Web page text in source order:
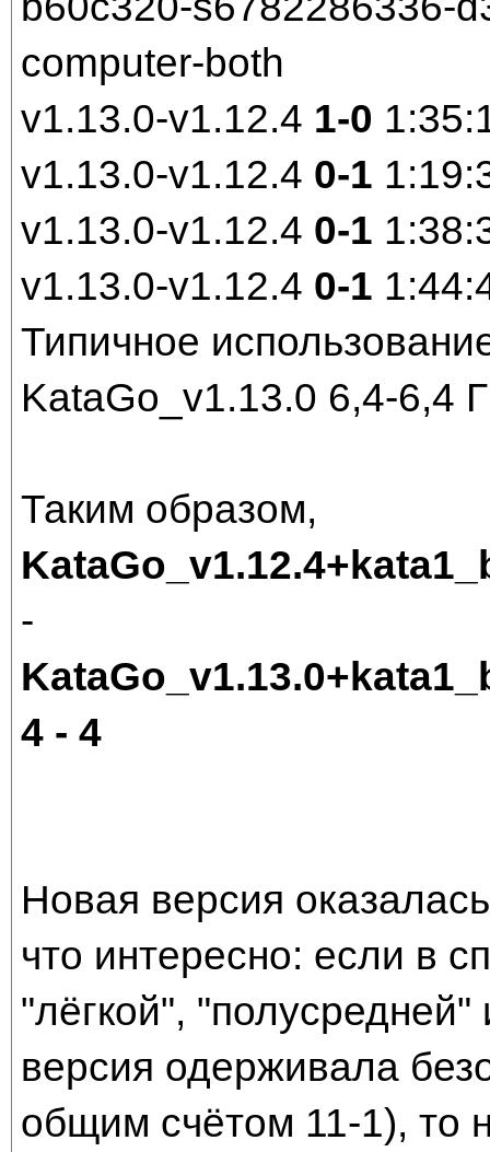
computer-both
v1.13.0-v1.12.4 1-0
v1.13.0-v1.12.4 0-1
v1.13.0-v1.12.4 0-1
v1.13.0-v1.12.4 0-1
Типичное
KataGo_v1.13.0 6,4-6,4
Таким образом,
-
4 - 4
Новая версия
что интересно: если в
"лёгкой",
версия одерживала
общим счётом 11-1), то